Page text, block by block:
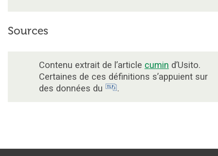
Sources
Contenu extrait de l’article cumin d’Usito.
Certaines de ces définitions s’appuient sur
des données du
.